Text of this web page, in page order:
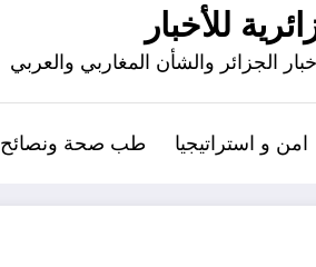
للأخبار
الجزائر والشأن المغاربي والعربي
امن و استراتيجيا طب صحة ونصائح